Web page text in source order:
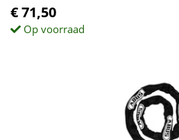
€ 71,50
Op voorraad